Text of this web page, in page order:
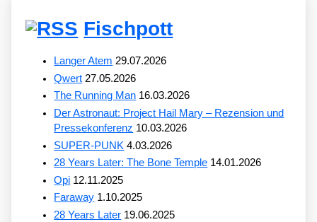
Fischpott
Langer Atem 29.07.2026
Qwert 27.05.2026
The Running Man 16.03.2026
Der Astronaut: Project Hail Mary – Rezension und
Pressekonferenz 10.03.2026
SUPER-PUNK 4.03.2026
28 Years Later: The Bone Temple 14.01.2026
Opi 12.11.2025
Faraway 1.10.2025
28 Years Later 19.06.2025